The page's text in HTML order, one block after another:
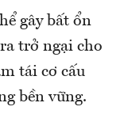
gây bất ổn
trở ngại cho
tái cơ cấu
bền vững.